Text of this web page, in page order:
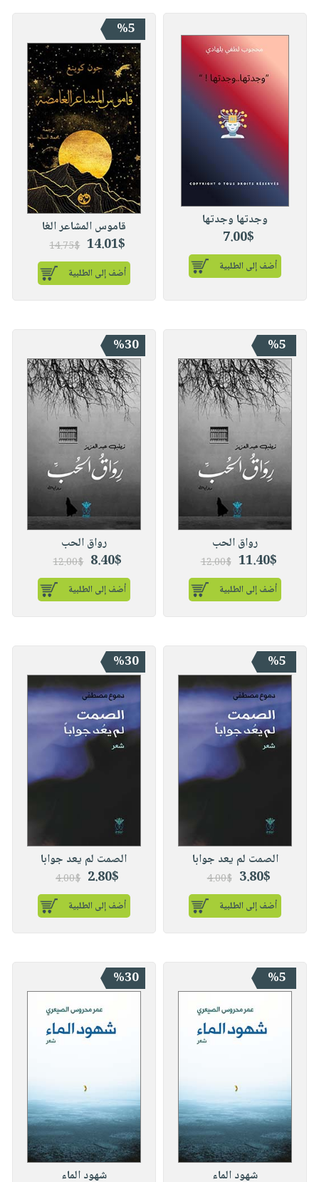
وجدتها وجدتها
7.00$
أضف إلى الطلبية
%5
قاموس المشاعر الغا
14.01$
14.75$
أضف إلى الطلبية
%5
رواق الحب
11.40$
12.00$
أضف إلى الطلبية
%30
رواق الحب
8.40$
12.00$
أضف إلى الطلبية
%5
الصمت لم يعد جوابا
3.80$
4.00$
أضف إلى الطلبية
%30
الصمت لم يعد جوابا
2.80$
4.00$
أضف إلى الطلبية
%5
شهود الماء
%30
شهود الماء